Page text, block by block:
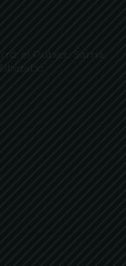
el Putxet, Sarrià,